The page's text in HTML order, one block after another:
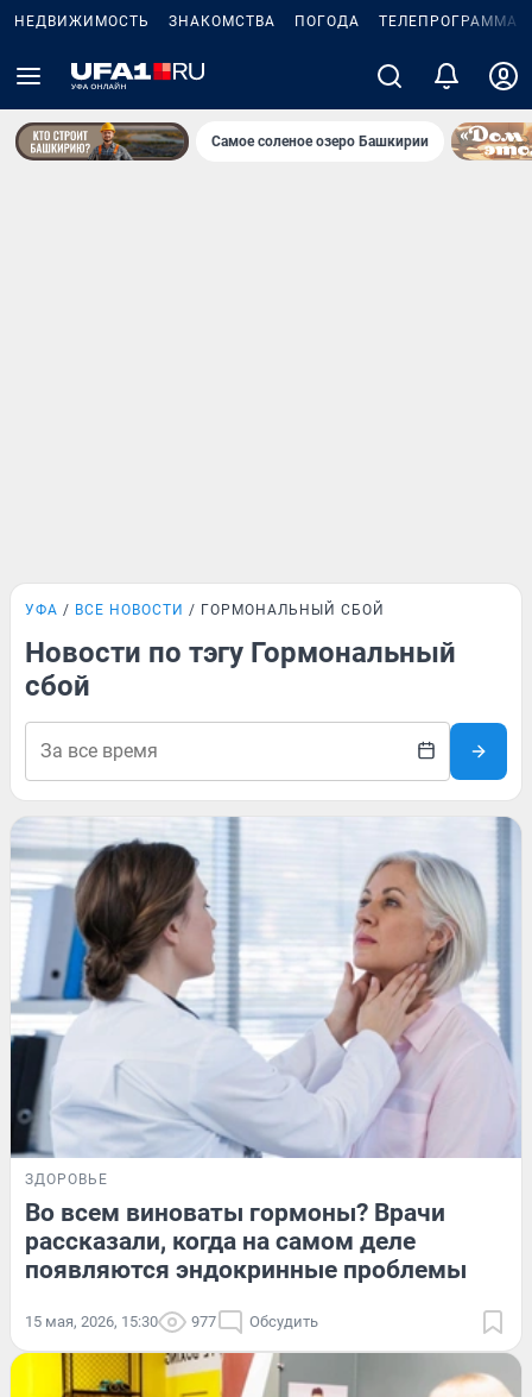
НЕДВИЖИМОСТЬ ЗНАКОМСТВА ПОГОДА ТЕЛЕПРОГРАММА
Самое соленое озеро Башкирии
УФА ВСЕ НОВОСТИ ГОРМОНАЛЬНЫЙ СБОЙ
Новости по тэгу Гормональный
сбой
ЗДОРОВЬЕ
Во всем виноваты гормоны? Врачи
рассказали, когда на самом деле
появляются эндокринные проблемы
15 мая, 2026, 15:30 977 Обсудить